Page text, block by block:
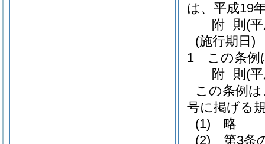
は、平成19
附 則 (
(施行期日)
1
この条例
附 則 (
この条例
号に掲げる
(1)
略
(2)
第3条